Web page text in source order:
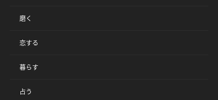
磨く
恋する
暮らす
占う